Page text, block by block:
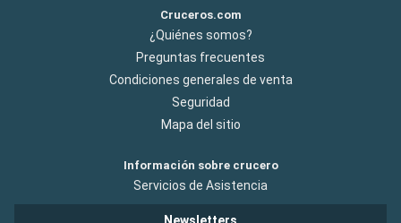
Cruceros.com
¿Quiénes somos?
Preguntas frecuentes
Condiciones generales de venta
Seguridad
Mapa del sitio
Información sobre crucero
Servicios de Asistencia